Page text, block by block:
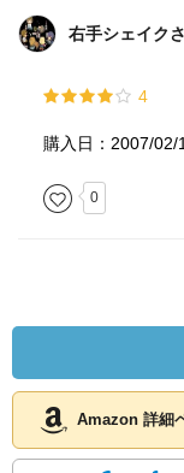
右手シェイク
4
購入日：2007/02/
0
Amazon 詳細